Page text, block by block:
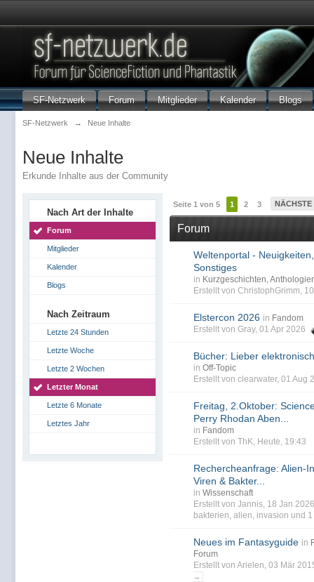
SF-Netzwerk Forum Mitglieder Kalender Blogs
SF-Netzwerk → Neue Inhalte
Neue Inhalte
Erkunde Inhalte aus der Community
Nach Art der Inhalte
Forum
Mitglieder
Kalender
Blogs
Nach Zeitraum
Letzte 24 Stunden
Letzte Woche
Letzte 2 Wochen
Letzter Monat
Letzte 6 Monate
Letztes Jahr
Seite 1 von 5 1 2 3 NÄCHSTE
Forum
Weltenportal -
Sonstiges
in Kurzgeschichten,
Erstellt von ChristophGrimm,
Elstercon 2026 in Fandom
Erstellt von Gray, 01 Apr 2026
Bücher: Lieber
in Off-Topic
Erstellt von clearwater, 01 Aug
Freitag, 2.Oktober:
Perry Rhodan Aben...
in Fandom
Erstellt von ThK, Heute, 19:43
Rechercheanfrage: Alien-
Viren & Bakter...
in Wissenschaft
Erstellt von Jannis, 18 Jan
bakterien, alien, invasion und
Neues im Fantasyguide in
Forum
Erstellt von Arielen, 03 Mär
→